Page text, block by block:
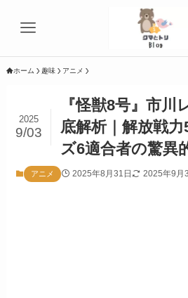
ホーム 趣味 アニメ
『怪獣8号』市
底解析｜解放戦
ズ6適合者の驚異
2025
9/03
アニメ 2025年8月31日 2025年9月